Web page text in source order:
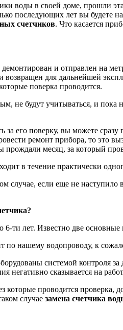
воды в своей доме, прошли
последующих лет вы будете
счетчиков. Что касается
и отправлен на
возвращен для дальнейшей
поверка проводится.
не будут учитываться, и пока
его поверку, вы можете
ремонт прибора, то это
месяц, за который
в течение практически
случае, если еще не
6-ти лет. Известно две
нашему водопроводу, к
системой контроля
негативно сказывается на
которые проводится
случае замена счетчика